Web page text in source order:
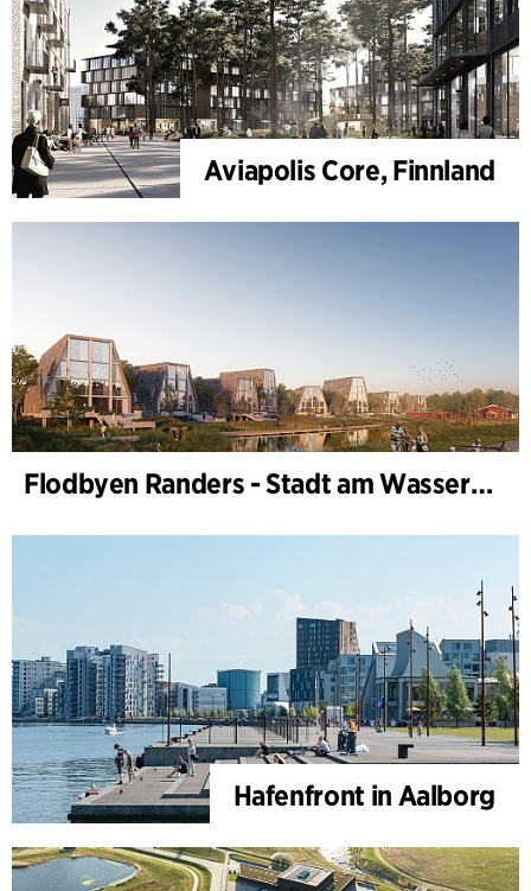
Aviapolis Core, Finnland
Flodbyen Randers - Stadt am Wasser (Stadtentwicklungsplan)
Hafenfront in Aalborg